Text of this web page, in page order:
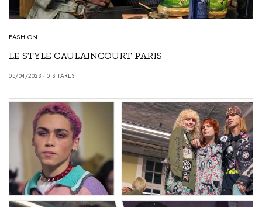
FASHION
LE STYLE CAULAINCOURT PARIS
05/04/2023 0 SHARES